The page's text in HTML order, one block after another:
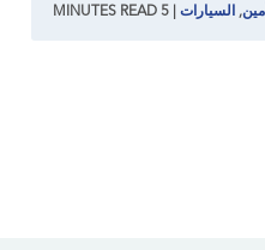
, السيارات 5
MINUTES READ